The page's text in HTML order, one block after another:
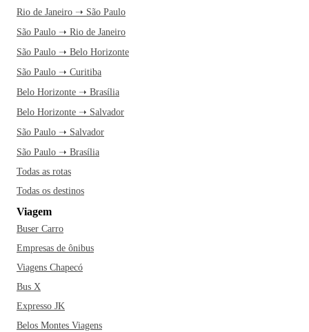
Rio de Janeiro ➝ São Paulo
São Paulo ➝ Rio de Janeiro
São Paulo ➝ Belo Horizonte
São Paulo ➝ Curitiba
Belo Horizonte ➝ Brasília
Belo Horizonte ➝ Salvador
São Paulo ➝ Salvador
São Paulo ➝ Brasília
Todas as rotas
Todas os destinos
Viagem
Buser Carro
Empresas de ônibus
Viagens Chapecó
Bus X
Expresso JK
Belos Montes Viagens